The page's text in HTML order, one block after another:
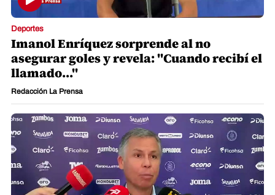
Deportes
Imanol Enríquez sorprende al no
asegurar goles y revela: "Cuando recibí el
llamado..."
Redacción La Prensa